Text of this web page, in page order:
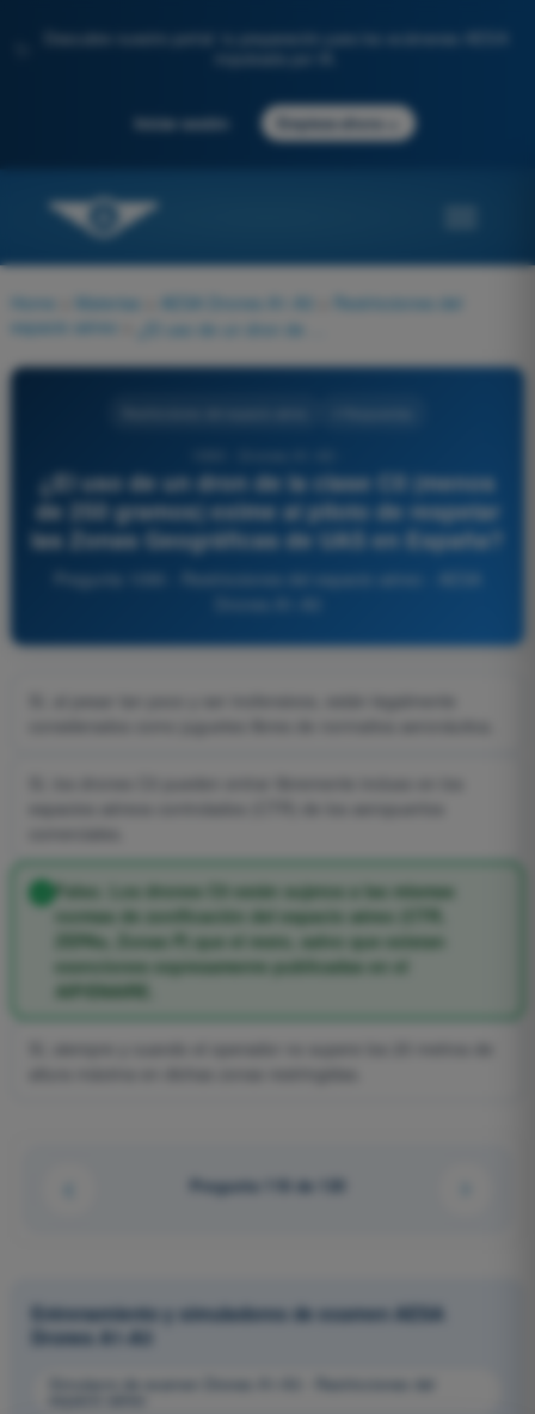
Descubre nuestro portal: tu preparación para los exámenes AESA
Iniciar sesión Empieza ahora
Home Materias AESA Drones A1-A3
Restricciones del
espacio aéreo
¿El uso de un dron de la clase C0 (menos
de 250 gramos) exime al piloto de respetar
las Zonas Geográficas de UAS en España?
Falso. Los drones C0 están sujetos a las mismas
normas de zonificación del espacio aéreo (CTR,
ZEPAs, Zonas P) que el resto, salvo que existan
exenciones expresamente publicadas en el
AIP/ENAIRE.
Pregunta 118 de 120
Entrenamiento y simuladores de examen AESA
Drones A1-A3
Simulacro de examen Drones A1-A3 - Restricciones del